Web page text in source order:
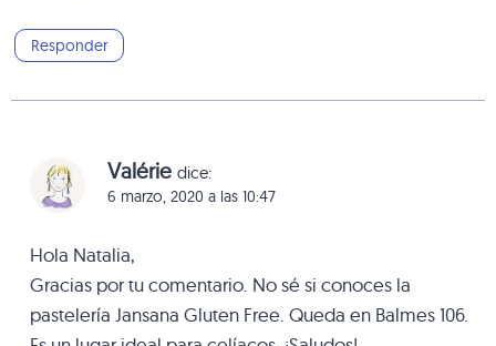
Responder
Valérie dice:
6 marzo, 2020 a las 10:47
Hola Natalia,
Gracias por tu comentario. No sé si conoces la
pastelería Jansana Gluten Free. Queda en Balmes 106.